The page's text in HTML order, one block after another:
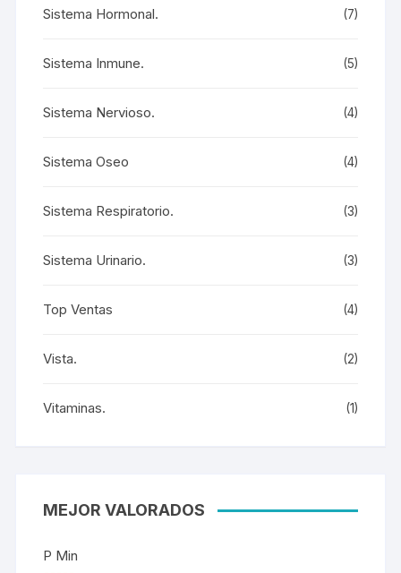
Sistema Hormonal. (7)
Sistema Inmune. (5)
Sistema Nervioso. (4)
Sistema Oseo (4)
Sistema Respiratorio. (3)
Sistema Urinario. (3)
Top Ventas (4)
Vista. (2)
Vitaminas. (1)
MEJOR VALORADOS
P Min